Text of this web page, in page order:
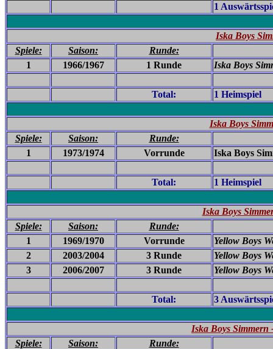
1
Iska Boys
Spiele:
Saison:
Runde:
1
1966/1967 1 Runde Iska Boys
Total: 1 Heimspiel
Iska Boys
Spiele:
Saison:
Runde:
1
1973/1974 Vorrunde Iska Boys
Total: 1 Heimspiel
Iska Boys
Spiele:
Saison:
Runde:
1
1969/1970 Vorrunde
Yellow Boys
2
2003/2004 3 Runde
Yellow Boys
3
2006/2007 3 Runde Yellow Boys
Total: 3
Iska Boys Simmern
Spiele:
Saison:
Runde: